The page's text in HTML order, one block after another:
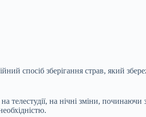
спосіб зберігання страв, який
на нічні зміни, починаючи